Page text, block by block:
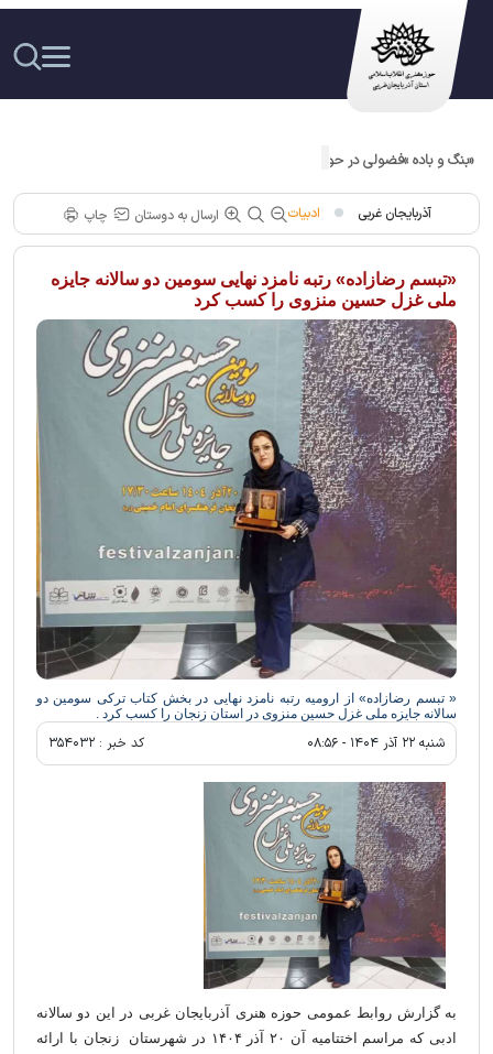
«بنگ و باده »فضولی در حوزه هنری آذربایجان غربی معرفی شد
آذربایجان غربی ادبیات ارسال به دوستان چاپ
«تبسم رضازاده» رتبه نامزد نهایی سومین دو سالانه جایزه
ملی غزل حسین منزوی را کسب کرد
« تبسم رضازاده» از ارومیه رتبه نامزد نهایی در بخش کتاب ترکی سومین دو
سالانه جایزه ملی غزل حسین منزوی در استان زنجان را کسب کرد .
شنبه ۲۲ آذر ۱۴۰۴ - ۰۸:۵۶ کد خبر :
به گزارش روابط عمومی حوزه هنری آذربایجان غربی در این دو سالانه
ادبی که مراسم اختتامیه آن ۲۰ آذر ۱۴۰۴ در شهرستان زنجان با ارائه